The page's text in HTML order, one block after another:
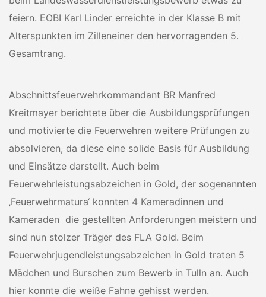
feiern. EOBI Karl Linder erreichte in der Klasse B mit
Alterspunkten im Zilleneiner den hervorragenden 5.
Gesamtrang.
Abschnittsfeuerwehrkommandant BR Manfred
Kreitmayer berichtete über die Ausbildungsprüfungen
und motivierte die Feuerwehren weitere Prüfungen zu
absolvieren, da diese eine solide Basis für Ausbildung
und Einsätze darstellt. Auch beim
Feuerwehrleistungsabzeichen in Gold, der sogenannten
‚Feuerwehrmatura‘ konnten 4 Kameradinnen und
Kameraden die gestellten Anforderungen meistern und
sind nun stolzer Träger des FLA Gold. Beim
Feuerwehrjugendleistungsabzeichen in Gold traten 5
Mädchen und Burschen zum Bewerb in Tulln an. Auch
hier konnte die weiße Fahne gehisst werden.